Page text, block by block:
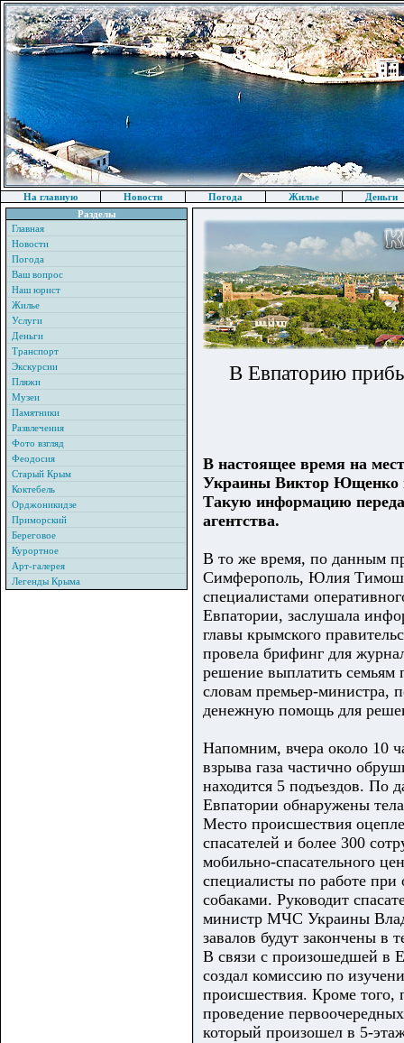
На главную Новости Погода Жилье
Деньги
Разделы
Главная
Новости
Погода
Ваш вопрос
Наш юрист
Жилье
Услуги
Деньги
Транспорт
Экскурсии
Пляжи
Музеи
Памятники
Развлечения
Фото взгляд
Феодосия
Старый Крым
Коктебель
Орджоникидзе
Приморский
Береговое
Курортное
Арт-галерея
Легенды Крыма
В Евпаторию
В настоящее время на
Украины Виктор Ющенко
Такую информацию
агентства.
В то же время, по данным
Симферополь, Юлия
специалистами
Евпатории, заслушала
главы крымского
провела брифинг для
решение выплатить
словам премьер-министра,
денежную помощь для
Напомним, вчера около 10
взрыва газа частично
находится 5 подъездов. По
Евпатории обнаружены
Место происшествия
спасателей и более 300
мобильно-спасательного
специалисты по работе
собаками. Руководит
министр МЧС Украины
завалов будут закончены в
В связи с произошедшей в
создал комиссию по
происшествия. Кроме того,
проведение
который произошел в 5-